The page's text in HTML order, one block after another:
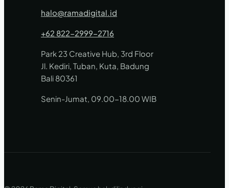
halo@ramadigital.id
+62 822-2999-2716
Park 23 Creative Hub, 3rd Floor
Jl. Kediri, Tuban, Kuta, Badung
Bali 80361
Senin-Jumat, 09.00-18.00 WIB